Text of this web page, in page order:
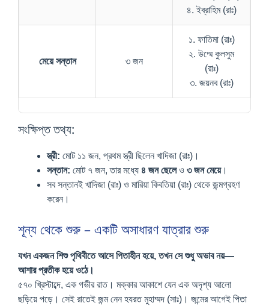
৪. ইব্রাহিম (রাঃ)
মেয়ে সন্তান ৩ জন
১. ফাতিমা (রাঃ)
২. উম্মে কুলসুম
(রাঃ)
৩. জয়নব (রাঃ)
সংক্ষিপ্ত তথ্য:
স্ত্রী: মোট ১১ জন, প্রথম স্ত্রী ছিলেন খাদিজা (রাঃ)।
সন্তান: মোট ৭ জন, তার মধ্যে ৪ জন ছেলেও ৩ জন মেয়ে।
সব সন্তানই খাদিজা (রাঃ) ও মারিয়া কিবতিয়া (রাঃ) থেকে জন্মগ্রহণ
করেন।
শূন্য থেকে শুরু – একটি অসাধারণ যাত্রার শুরু
যখন একজন শিশু পৃথিবীতে আসে পিতাহীন হয়ে, তখন সে শুধু অভাব নয়—
আশার প্রতীক হয়ে ওঠে।
৫৭০ খ্রিস্টাব্দে, এক গভীর রাত। মক্কার আকাশে যেন এক অদৃশ্য আলো
ছড়িয়ে পড়ে। সেই রাতেই জন্ম নেন হযরত মুহাম্মদ (সাঃ)। জন্মের আগেই পিতা